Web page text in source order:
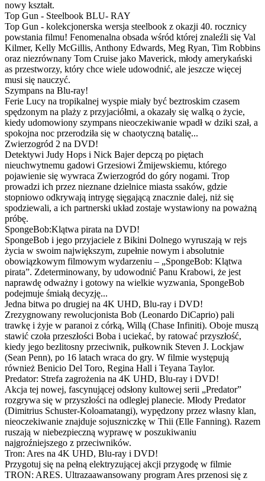
nowy kształt.
Top Gun - Steelbook BLU- RAY
Top Gun - kolekcjonerska wersja steelbook z okazji 40. rocznicy
powstania filmu! Fenomenalna obsada wśród której znaleźli się Val
Kilmer, Kelly McGillis, Anthony Edwards, Meg Ryan, Tim Robbins
oraz niezrównany Tom Cruise jako Maverick, młody amerykański
as przestworzy, który chce wiele udowodnić, ale jeszcze więcej
musi się nauczyć.
Szympans na Blu-ray!
Ferie Lucy na tropikalnej wyspie miały być beztroskim czasem
spędzonym na plaży z przyjaciółmi, a okazały się walką o życie,
kiedy udomowiony szympans nieoczekiwanie wpadł w dziki szał, a
spokojna noc przerodziła się w chaotyczną batalię...
Zwierzogród 2 na DVD!
Detektywi Judy Hops i Nick Bajer depczą po piętach
nieuchwytnemu gadowi Grzesiowi Żmijewskiemu, którego
pojawienie się wywraca Zwierzogród do góry nogami. Trop
prowadzi ich przez nieznane dzielnice miasta ssaków, gdzie
stopniowo odkrywają intrygę sięgającą znacznie dalej, niż się
spodziewali, a ich partnerski układ zostaje wystawiony na poważną
próbę.
SpongeBob:Klątwa pirata na DVD!
SpongeBob i jego przyjaciele z Bikini Dolnego wyruszają w rejs
życia w swoim największym, zupełnie nowym i absolutnie
obowiązkowym filmowym wydarzeniu – „SpongeBob: Klątwa
pirata”. Zdeterminowany, by udowodnić Panu Krabowi, że jest
naprawdę odważny i gotowy na wielkie wyzwania, SpongeBob
podejmuje śmiałą decyzję...
Jedna bitwa po drugiej na 4K UHD, Blu-ray i DVD!
Zrezygnowany rewolucjonista Bob (Leonardo DiCaprio) pali
trawkę i żyje w paranoi z córką, Willą (Chase Infiniti). Oboje muszą
stawić czoła przeszłości Boba i uciekać, by ratować przyszłość,
kiedy jego bezlitosny przeciwnik, pułkownik Steven J. Lockjaw
(Sean Penn), po 16 latach wraca do gry. W filmie występują
również Benicio Del Toro, Regina Hall i Teyana Taylor.
Predator: Strefa zagrożenia na 4K UHD, Blu-ray i DVD!
Akcja tej nowej, fascynującej odsłony kultowej serii „Predator”
rozgrywa się w przyszłości na odległej planecie. Młody Predator
(Dimitrius Schuster-Koloamatangi), wypędzony przez własny klan,
nieoczekiwanie znajduje sojuszniczkę w Thii (Elle Fanning). Razem
ruszają w niebezpieczną wyprawę w poszukiwaniu
najgroźniejszego z przeciwników.
Tron: Ares na 4K UHD, Blu-ray i DVD!
Przygotuj się na pełną elektryzującej akcji przygodę w filmie
TRON: ARES. Ultrazaawansowany program Ares przenosi się z